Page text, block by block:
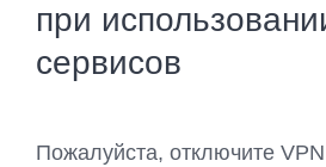
при
сервисов
Пожалуйста, отключите